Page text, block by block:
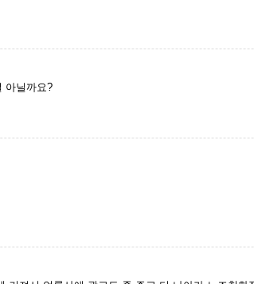
아닐까요?